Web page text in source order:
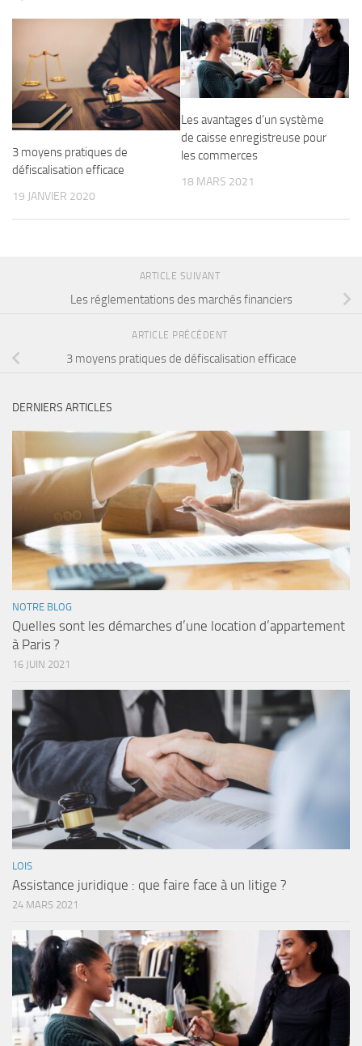
3 moyens pratiques de
défiscalisation efficace
19 JANVIER 2020
Les avantages d’un système
de caisse enregistreuse pour
les commerces
18 MARS 2021
ARTICLE SUIVANT
Les réglementations des marchés financiers
ARTICLE PRÉCÉDENT
3 moyens pratiques de défiscalisation efficace
DERNIERS ARTICLES
NOTRE BLOG
Quelles sont les démarches d’une location d’appartement
à Paris ?
16 JUIN 2021
LOIS
Assistance juridique : que faire face à un litige ?
24 MARS 2021